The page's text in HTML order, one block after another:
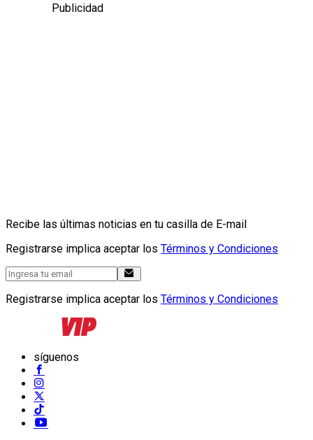
Publicidad
Recibe las últimas noticias en tu casilla de E-mail
Registrarse implica aceptar los Términos y Condiciones
Registrarse implica aceptar los Términos y Condiciones
síguenos